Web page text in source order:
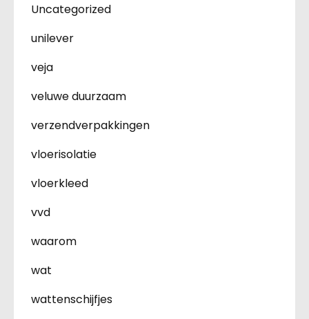
Uncategorized
unilever
veja
veluwe duurzaam
verzendverpakkingen
vloerisolatie
vloerkleed
vvd
waarom
wat
wattenschijfjes